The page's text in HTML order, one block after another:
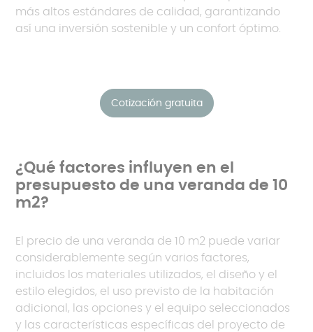
más altos estándares de calidad, garantizando
así una inversión sostenible y un confort óptimo.
Cotización gratuita
¿Qué factores influyen en el
presupuesto de una veranda de 10
m2?
El precio de una veranda de 10 m2 puede variar
considerablemente según varios factores,
incluidos los materiales utilizados, el diseño y el
estilo elegidos, el uso previsto de la habitación
adicional, las opciones y el equipo seleccionados
y las características específicas del proyecto de